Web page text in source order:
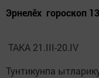
Эрнелӗх гороскоп
ТАКА 21.III-20.IV
Тунтикунпа